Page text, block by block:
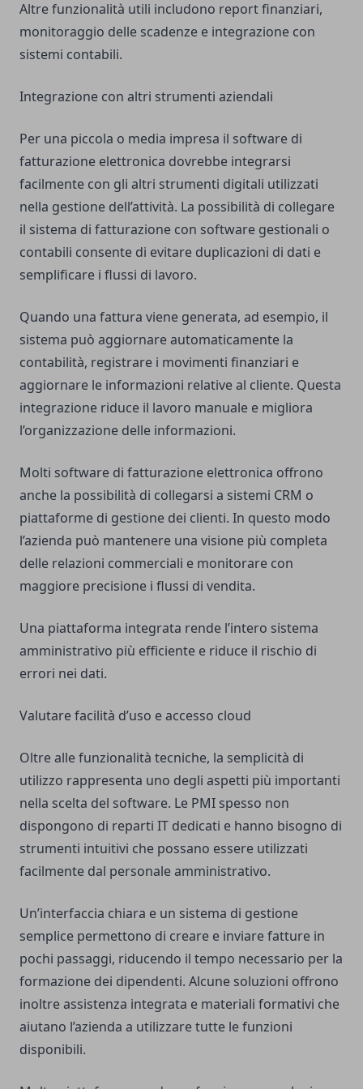
Altre funzionalità utili includono report finanziari,
monitoraggio delle scadenze e integrazione con
sistemi contabili.
Integrazione con altri strumenti aziendali
Per una piccola o media impresa il software di
fatturazione elettronica dovrebbe integrarsi
facilmente con gli altri strumenti digitali utilizzati
nella gestione dell’attività. La possibilità di collegare
il sistema di fatturazione con software gestionali o
contabili consente di evitare duplicazioni di dati e
semplificare i flussi di lavoro.
Quando una fattura viene generata, ad esempio, il
sistema può aggiornare automaticamente la
contabilità, registrare i movimenti finanziari e
aggiornare le informazioni relative al cliente. Questa
integrazione riduce il lavoro manuale e migliora
l’organizzazione delle informazioni.
Molti software di fatturazione elettronica offrono
anche la possibilità di collegarsi a sistemi CRM o
piattaforme di gestione dei clienti. In questo modo
l’azienda può mantenere una visione più completa
delle relazioni commerciali e monitorare con
maggiore precisione i flussi di vendita.
Una piattaforma integrata rende l’intero sistema
amministrativo più efficiente e riduce il rischio di
errori nei dati.
Valutare facilità d’uso e accesso cloud
Oltre alle funzionalità tecniche, la semplicità di
utilizzo rappresenta uno degli aspetti più importanti
nella scelta del software. Le PMI spesso non
dispongono di reparti IT dedicati e hanno bisogno di
strumenti intuitivi che possano essere utilizzati
facilmente dal personale amministrativo.
Un’interfaccia chiara e un sistema di gestione
semplice permettono di creare e inviare fatture in
pochi passaggi, riducendo il tempo necessario per la
formazione dei dipendenti. Alcune soluzioni offrono
inoltre assistenza integrata e materiali formativi che
aiutano l’azienda a utilizzare tutte le funzioni
disponibili.